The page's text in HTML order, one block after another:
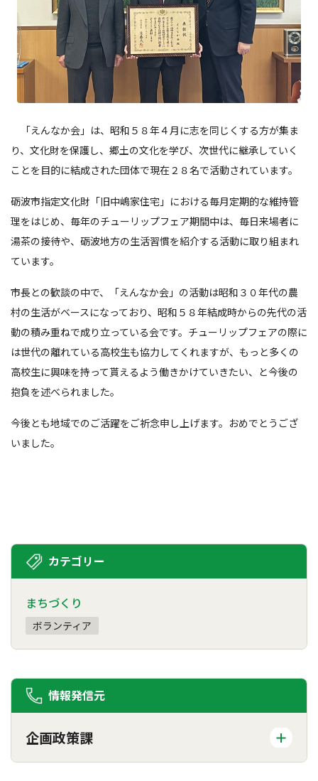
「えんなか会」は、昭和５８年４月に志を同じくする方が集ま
り、文化財を保護し、郷土の文化を学び、次世代に継承していく
ことを目的に結成された団体で現在２８名で活動されています。
砺波市指定文化財「旧中嶋家住宅」における毎月定期的な維持管
理をはじめ、毎年のチューリップフェア期間中は、毎日来場者に
湯茶の接待や、砺波地方の生活習慣を紹介する活動に取り組まれ
ています。
市長との歓談の中で、「えんなか会」の活動は昭和３０年代の農
村の生活がベースになっており、昭和５８年結成時からの先代の活
動の積み重ねで成り立っている会です。チューリップフェアの際に
は世代の離れている高校生も協力してくれますが、もっと多くの
高校生に興味を持って貰えるよう働きかけていきたい、と今後の
抱負を述べられました。
今後とも地域でのご活躍をご祈念申し上げます。おめでとうござ
いました。
カテゴリー
まちづくり
ボランティア
情報発信元
企画政策課